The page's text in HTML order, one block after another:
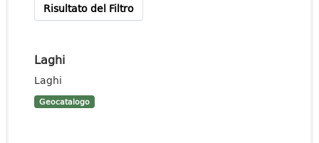
Risultato del Filtro
Laghi
Laghi
Geocatalogo